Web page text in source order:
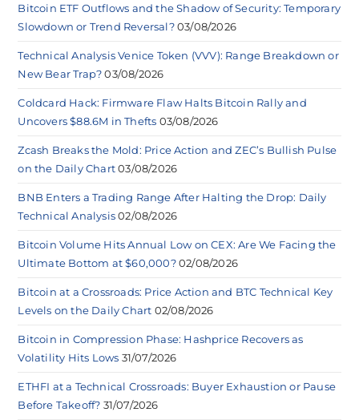
Bitcoin ETF Outflows and the Shadow of Security: Temporary
Slowdown or Trend Reversal? 03/08/2026
Technical Analysis Venice Token (VVV): Range Breakdown or
New Bear Trap? 03/08/2026
Coldcard Hack: Firmware Flaw Halts Bitcoin Rally and
Uncovers $88.6M in Thefts 03/08/2026
Zcash Breaks the Mold: Price Action and ZEC’s Bullish Pulse
on the Daily Chart 03/08/2026
BNB Enters a Trading Range After Halting the Drop: Daily
Technical Analysis 02/08/2026
Bitcoin Volume Hits Annual Low on CEX: Are We Facing the
Ultimate Bottom at $60,000? 02/08/2026
Bitcoin at a Crossroads: Price Action and BTC Technical Key
Levels on the Daily Chart 02/08/2026
Bitcoin in Compression Phase: Hashprice Recovers as
Volatility Hits Lows 31/07/2026
ETHFI at a Technical Crossroads: Buyer Exhaustion or Pause
Before Takeoff? 31/07/2026